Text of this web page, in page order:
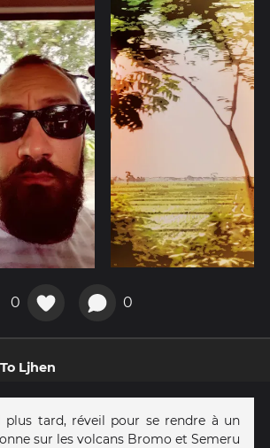
0 0
Ljhen
tard, réveil pour se rendre à un
sur les volcans Bromo et Semeru